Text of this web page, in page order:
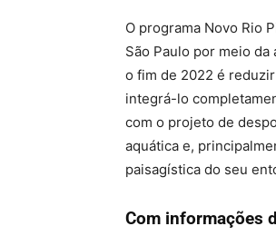
O programa Novo Rio
São Paulo por meio
o fim de 2022 é
integrá-lo
com o projeto de
aquática e,
paisagística do seu
Com informações